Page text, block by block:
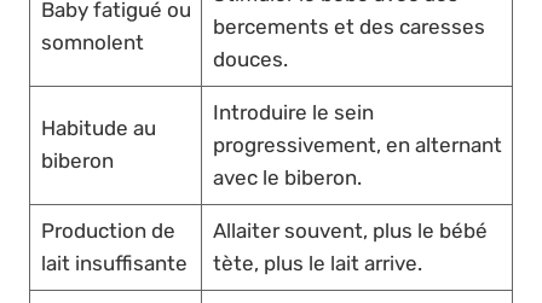
Baby fatigué ou
somnolent
bercements et des caresses
douces.
Habitude au
biberon
Introduire le sein
progressivement, en alternant
avec le biberon.
Production de
lait insuffisante
Allaiter souvent, plus le bébé
tète, plus le lait arrive.